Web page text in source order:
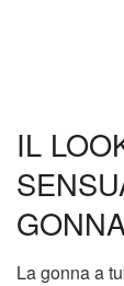
IL
La gonna a